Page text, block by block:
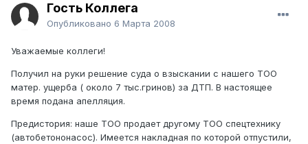
Гость Коллега
Опубликовано 6 Марта 2008
Уважаемые коллеги!
Получил на руки решение суда о взыскании с нашего ТОО
матер. ущерба ( около 7 тыс.гринов) за ДТП. В настоящее
время подана апелляция.
Предистория: наше ТОО продает другому ТОО спецтехнику
(автобетононасос). Имеется накладная по которой отпустили,